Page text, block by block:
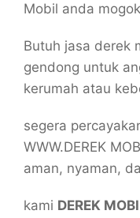
Mobil anda
Butuh jasa derek
gendong untuk
kerumah atau
segera
WWW.DEREK
aman, nyaman,
kami DEREK